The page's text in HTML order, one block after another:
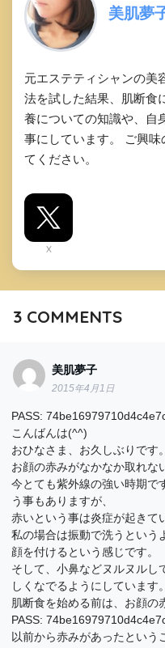
美肌夢
元エステティシャンの美
法を試した結果、肌断食
養についての知識や、自
事にしています。 ご興
てください。
X
3COMMENTS
美肌夢子
2015年4月1日
PASS:
こんばんは(^^)
おひなさま、お久しぶりです。
お顔の赤みがなかなか取れな
今とても紫外線の強い時期で
う事もありますが、
赤いという事は炎症が起きて
私の場合は振動で洗うという
顔を付けるという感じです。
そして、小鼻などヌルヌルし
しくなでるようにしています。
肌断食を始める前は、お顔の
PASS:
以前から赤みがあったという